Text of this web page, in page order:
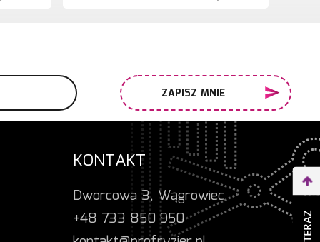
ZAPISZ MNIE
KONTAKT
Dworcowa 3, Wągrowiec
+48 733 850 950